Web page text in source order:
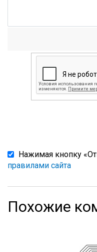
Нажимая кнопку
правилами сайта
Похожие